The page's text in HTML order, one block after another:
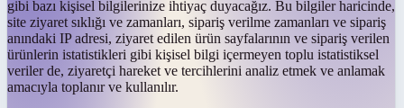
gibi bazı kişisel bilgilerinize ihtiyaç duyacağız. Bu bilgiler haricinde,
site ziyaret sıklığı ve zamanları, sipariş verilme zamanları ve sipariş
anındaki IP adresi, ziyaret edilen ürün sayfalarının ve sipariş verilen
ürünlerin istatistikleri gibi kişisel bilgi içermeyen toplu istatistiksel
veriler de, ziyaretçi hareket ve tercihlerini analiz etmek ve anlamak
amacıyla toplanır ve kullanılır.